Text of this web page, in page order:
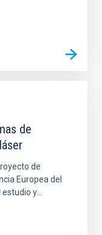
de
de
Europea del
y...